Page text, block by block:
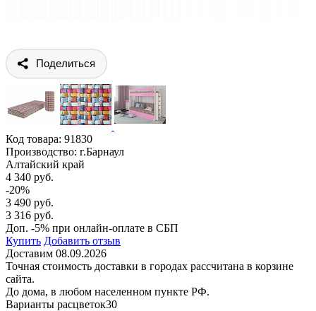
Поделиться
Код товара: 91830
Производство: г.Барнаул
Алтайский край
4 340 руб.
-20%
3 490 руб.
3 316 руб.
Доп. -5% при онлайн-оплате в СБП
Купить Добавить отзыв
Доставим 08.09.2026
Точная стоимость доставки в городах рассчитана в корзине
сайта.
До дома, в любом населенном пункте РФ.
Варианты расцветок30